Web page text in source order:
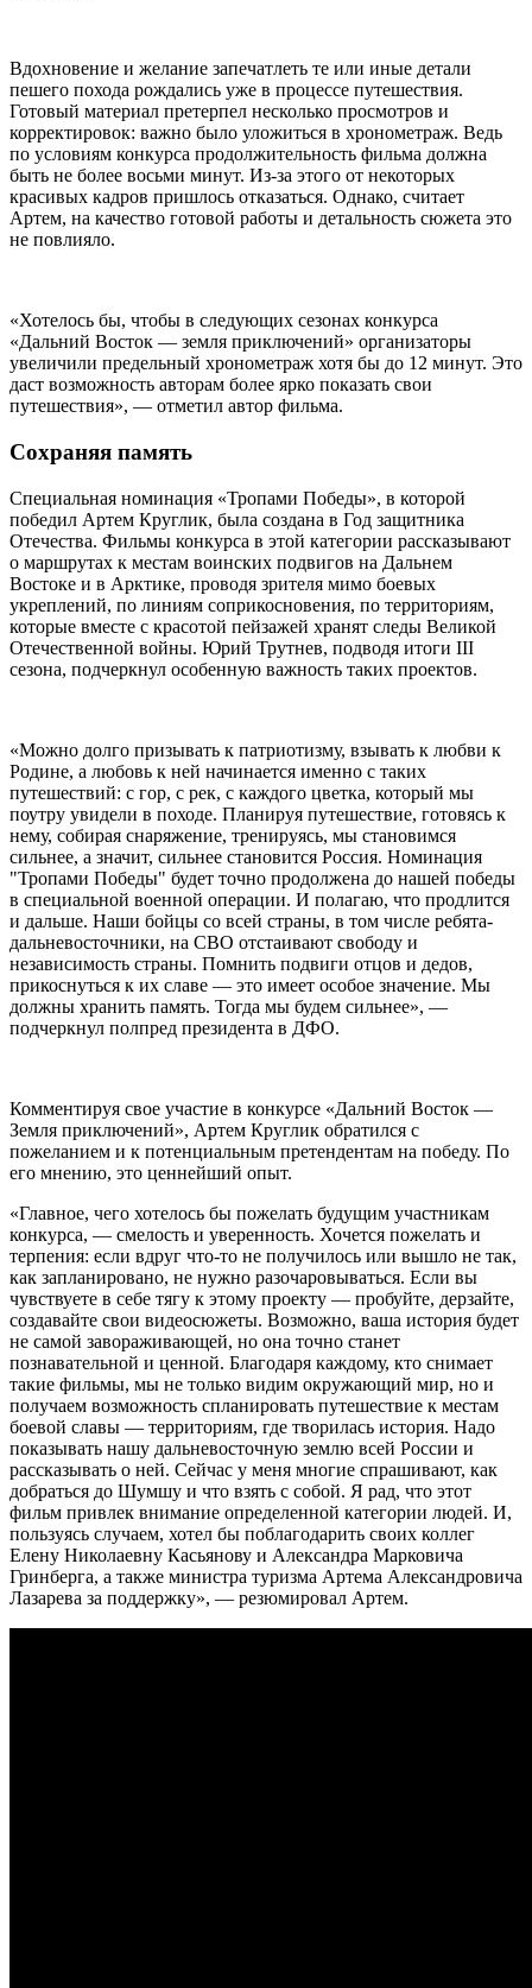
Вдохновение и желание запечатлеть те или иные детали
пешего похода рождались уже в процессе путешествия.
Готовый материал претерпел несколько просмотров и
корректировок: важно было уложиться в хронометраж. Ведь
по условиям конкурса продолжительность фильма должна
быть не более восьми минут. Из-за этого от некоторых
красивых кадров пришлось отказаться. Однако, считает
Артем, на качество готовой работы и детальность сюжета это
не повлияло.
«Хотелось бы, чтобы в следующих сезонах конкурса
«Дальний Восток — земля приключений» организаторы
увеличили предельный хронометраж хотя бы до 12 минут. Это
даст возможность авторам более ярко показать свои
путешествия», — отметил автор фильма.
Сохраняя память
Специальная номинация «Тропами Победы», в которой
победил Артем Круглик, была создана в Год защитника
Отечества. Фильмы конкурса в этой категории рассказывают
о маршрутах к местам воинских подвигов на Дальнем
Востоке и в Арктике, проводя зрителя мимо боевых
укреплений, по линиям соприкосновения, по территориям,
которые вместе с красотой пейзажей хранят следы Великой
Отечественной войны. Юрий Трутнев, подводя итоги III
сезона, подчеркнул особенную важность таких проектов.
«Можно долго призывать к патриотизму, взывать к любви к
Родине, а любовь к ней начинается именно с таких
путешествий: с гор, с рек, с каждого цветка, который мы
поутру увидели в походе. Планируя путешествие, готовясь к
нему, собирая снаряжение, тренируясь, мы становимся
сильнее, а значит, сильнее становится Россия. Номинация
"Тропами Победы" будет точно продолжена до нашей победы
в специальной военной операции. И полагаю, что продлится
и дальше. Наши бойцы со всей страны, в том числе ребята-
дальневосточники, на СВО отстаивают свободу и
независимость страны. Помнить подвиги отцов и дедов,
прикоснуться к их славе — это имеет особое значение. Мы
должны хранить память. Тогда мы будем сильнее», —
подчеркнул полпред президента в ДФО.
Комментируя свое участие в конкурсе «Дальний Восток —
Земля приключений», Артем Круглик обратился с
пожеланием и к потенциальным претендентам на победу. По
его мнению, это ценнейший опыт.
«Главное, чего хотелось бы пожелать будущим участникам
конкурса, — смелость и уверенность. Хочется пожелать и
терпения: если вдруг что-то не получилось или вышло не так,
как запланировано, не нужно разочаровываться. Если вы
чувствуете в себе тягу к этому проекту — пробуйте, дерзайте,
создавайте свои видеосюжеты. Возможно, ваша история будет
не самой завораживающей, но она точно станет
познавательной и ценной. Благодаря каждому, кто снимает
такие фильмы, мы не только видим окружающий мир, но и
получаем возможность спланировать путешествие к местам
боевой славы — территориям, где творилась история. Надо
показывать нашу дальневосточную землю всей России и
рассказывать о ней. Сейчас у меня многие спрашивают, как
добраться до Шумшу и что взять с собой. Я рад, что этот
фильм привлек внимание определенной категории людей. И,
пользуясь случаем, хотел бы поблагодарить своих коллег
Елену Николаевну Касьянову и Александра Марковича
Гринберга, а также министра туризма Артема Александровича
Лазарева за поддержку», — резюмировал Артем.